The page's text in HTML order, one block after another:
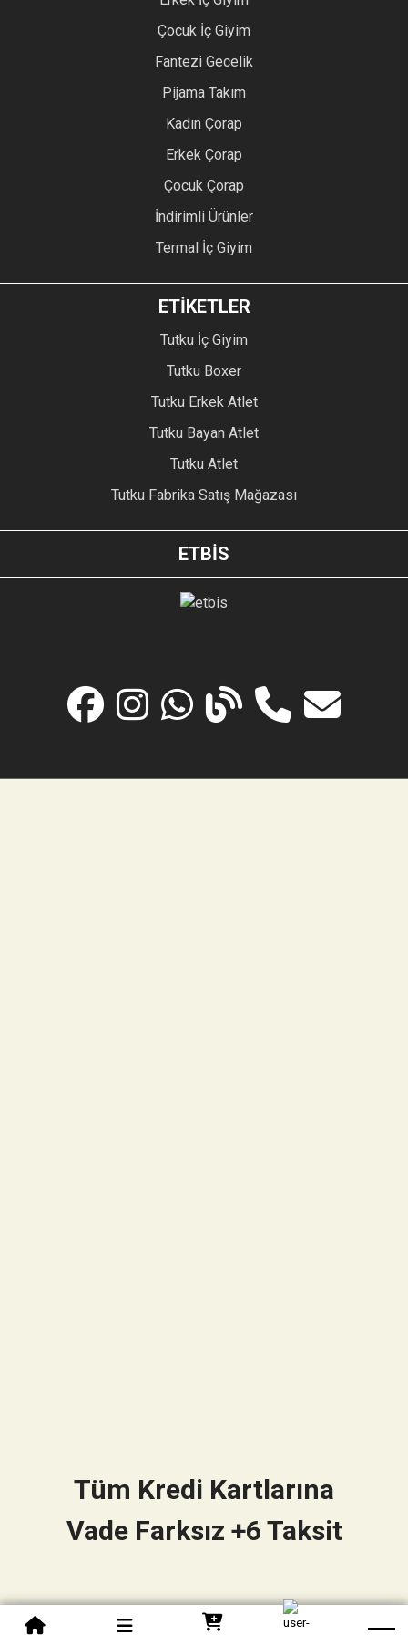
Çocuk İç Giyim
Fantezi Gecelik
Pijama Takım
Kadın Çorap
Erkek Çorap
Çocuk Çorap
İndirimli Ürünler
Termal İç Giyim
ETİKETLER
Tutku İç Giyim
Tutku Boxer
Tutku Erkek Atlet
Tutku Bayan Atlet
Tutku Atlet
Tutku Fabrika Satış Mağazası
ETBİS
Tüm Kredi Kartlarına
Vade Farksız +6 Taksit